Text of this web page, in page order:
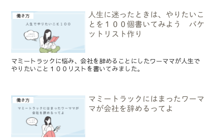
働き方
人生に迷ったときは、やりたいこ
とを１００個書いてみよう バケ
ットリスト作り
マミートラックに悩み、会社を辞めることにしたワーママが人生で
やりたいこと１００リストを書いてみました。
働き方
マミートラックにはまったワーマ
マが会社を辞めるってよ